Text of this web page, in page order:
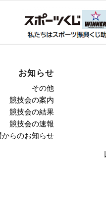
お知らせ
その他
競技会の案内
競技会の結果
競技会の速報
からのお知らせ